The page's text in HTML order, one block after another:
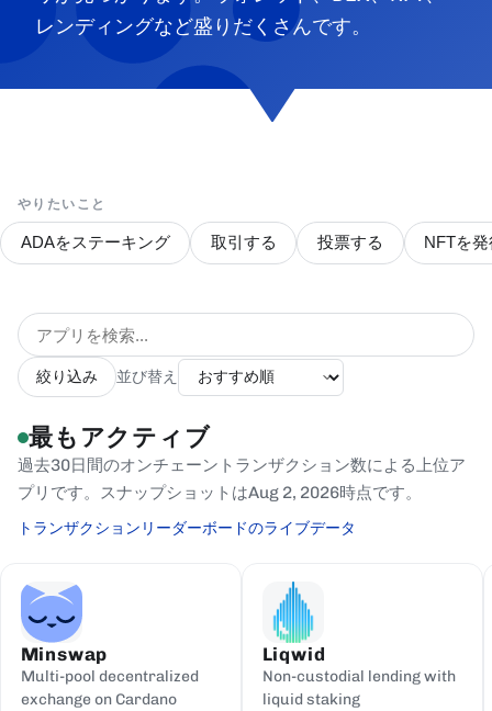
レンディングなど盛りだくさんです。
やりたいこと
ADAをステーキング 取引する 投票する NFTを
絞り込み 並び替え
最もアクティブ
過去30日間のオンチェーントランザクション数による上位ア
プリです。スナップショットはAug 2, 2026時点です。
トランザクションリーダーボードのライブデータ
Minswap
Multi-pool decentralized
exchange on Cardano
Liqwid
Non-custodial lending with
liquid staking